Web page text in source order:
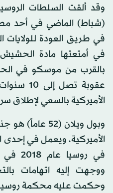
وقد ألقت السلطات
(شباط) الماضي في أحد
في طريق العودة للولايات
في أمتعتها مادة
بالقرب من موسكو في
عقوبة
الأميركية بالسعي لإطلاق
وبول ويلان (52
الأميركية، ويعمل في إحدى
في
وحكمت عليه محكمة روسية